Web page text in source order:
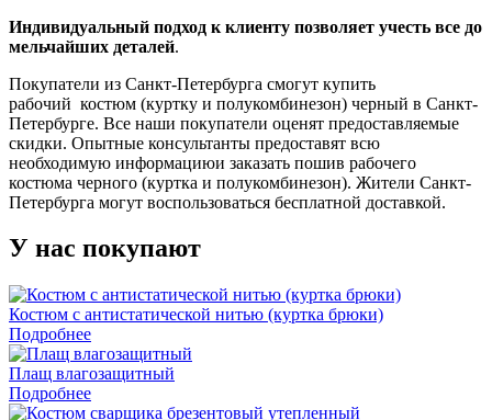
Индивидуальный подход к клиенту позволяет учесть все до
мельчайших деталей.
Покупатели из Санкт-Петербурга смогут купить
рабочий костюм (куртку и полукомбинезон) черный в Санкт-
Петербурге. Все наши покупатели оценят предоставляемые
скидки. Опытные консультанты предоставят всю
необходимую информациюи заказать пошив рабочего
костюма черного (куртка и полукомбинезон). Жители Санкт-
Петербурга могут воспользоваться бесплатной доставкой.
У нас покупают
Костюм с антистатической нитью (куртка брюки)
Подробнее
Плащ влагозащитный
Подробнее